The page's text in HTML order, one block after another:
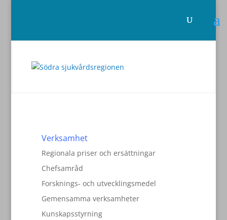
Verksamhet
Regionala priser och ersättningar
Chefsamråd
Forsknings- och utvecklingsmedel
Gemensamma verksamheter
Kunskapsstyrning